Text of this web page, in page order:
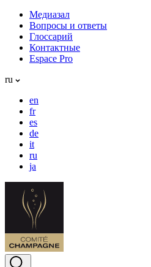
Медиазал
Вопросы и ответы
Глоссарий
Контактные
Espace Pro
ru
en
fr
es
de
it
ru
ja